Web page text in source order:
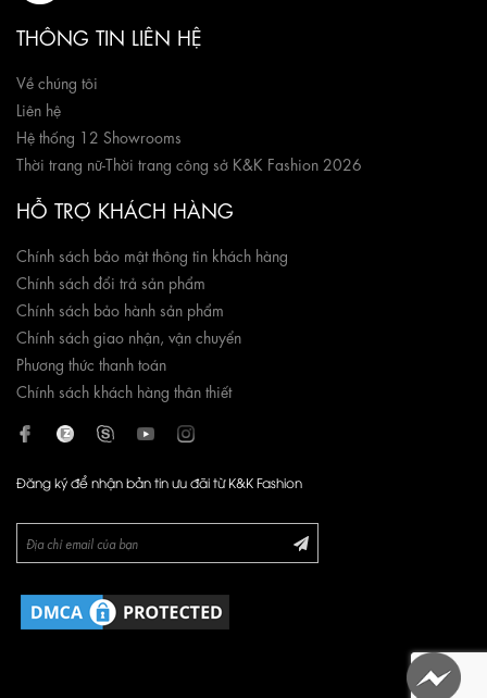
THÔNG TIN LIÊN HỆ
Về chúng tôi
Liên hệ
Hệ thống 12 Showrooms
Thời trang nữ-Thời trang công sở K&K Fashion 2026
HỖ TRỢ KHÁCH HÀNG
Chính sách bảo mật thông tin khách hàng
Chính sách đổi trả sản phẩm
Chính sách bảo hành sản phẩm
Chính sách giao nhận, vận chuyển
Phương thức thanh toán
Chính sách khách hàng thân thiết
Đăng ký để nhận bản tin ưu đãi từ K&K Fashion